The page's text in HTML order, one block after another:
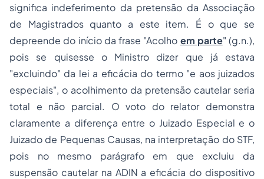
significa indeferimento da pretensão da Associação
de Magistrados quanto a este item. É o que se
depreende do início da frase "Acolho em parte" (g.n.),
pois se quisesse o Ministro dizer que já estava
"excluindo" da lei a eficácia do termo "e aos juizados
especiais", o acolhimento da pretensão cautelar seria
total e não parcial. O voto do relator demonstra
claramente a diferença entre o Juizado Especial e o
Juizado de Pequenas Causas, na interpretação do STF,
pois no mesmo parágrafo em que excluiu da
suspensão cautelar na ADIN a eficácia do dispositivo